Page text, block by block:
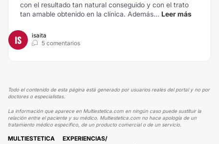
con el resultado tan natural conseguido y con el trato
tan amable obtenido en la clínica. Además... Leer más
IS
isaita
5 comentarios
Todo el contenido de esta página está generado por usuarios reales del portal y no por
doctores o especialistas.
La información que aparece en Multiestetica.com en ningún caso puede sustituir la
relación entre el paciente y su médico. Multiestetica.com no hace apología de un
tratamiento médico específico, de un producto comercial o de un servicio.
MULTIESTETICA
EXPERIENCIAS